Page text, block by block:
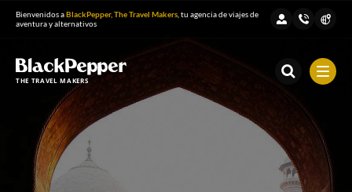
Bienvenidos aBlackPepper, The Travel Makers , tu agencia de viajes de
aventura y alternativos
THE TRAVEL MAKERS